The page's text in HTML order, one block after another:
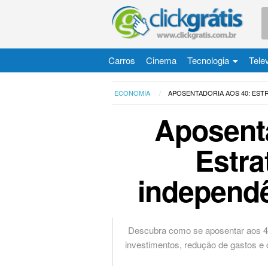
Carros Cinema Tecnologia
ECONOMIA APOSENTADORIA AOS 40:
Descubra como se aposentar aos
investimentos, redução de gastos